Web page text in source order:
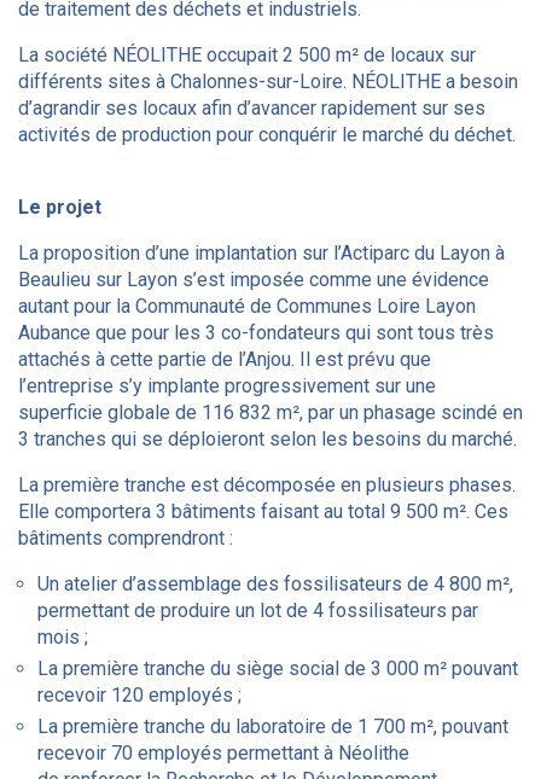
de traitement des déchets et industriels.
La société NÉOLITHE occupait 2 500 m² de locaux sur
différents sites à Chalonnes-sur-Loire. NÉOLITHE a besoin
d’agrandir ses locaux afin d’avancer rapidement sur ses
activités de production pour conquérir le marché du déchet.
Le projet
La proposition d’une implantation sur l’Actiparc du Layon à
Beaulieu sur Layon s’est imposée comme une évidence
autant pour la Communauté de Communes Loire Layon
Aubance que pour les 3 co-fondateurs qui sont tous très
attachés à cette partie de l’Anjou. Il est prévu que
l’entreprise s’y implante progressivement sur une
superficie globale de 116 832 m², par un phasage scindé en
3 tranches qui se déploieront selon les besoins du marché.
La première tranche est décomposée en plusieurs phases.
Elle comportera 3 bâtiments faisant au total 9 500 m². Ces
bâtiments comprendront :
Un atelier d’assemblage des fossilisateurs de 4 800 m²,
permettant de produire un lot de 4 fossilisateurs par
mois ;
La première tranche du siège social de 3 000 m² pouvant
recevoir 120 employés ;
La première tranche du laboratoire de 1 700 m², pouvant
recevoir 70 employés permettant à Néolithe